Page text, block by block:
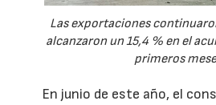
Las exportaciones
alcanzaron un 15,4 % en el
primeros
En junio de este año, el